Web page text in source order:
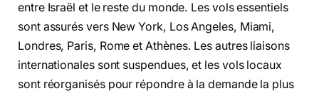
entre Israël et le reste du monde. Les vols essentiels
sont assurés vers New York, Los Angeles, Miami,
Londres, Paris, Rome et Athènes. Les autres liaisons
internationales sont suspendues, et les vols locaux
sont réorganisés pour répondre à la demande la plus